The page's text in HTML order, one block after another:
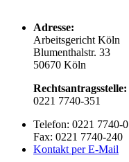
Adresse:
Arbeitsgericht Köln
Blumenthalstr. 33
50670 Köln
Rechtsantragsstelle:
0221 7740-351
Telefon: 0221 7740-0
Fax: 0221 7740-240
Kontakt per E-Mail